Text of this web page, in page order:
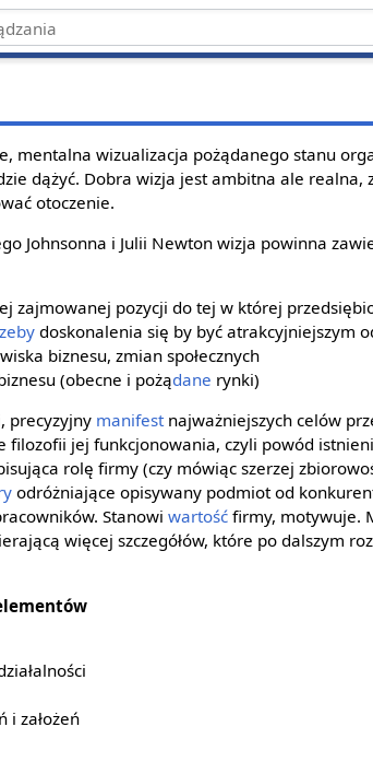
mentalna wizualizacja pożądanego stanu
dążyć. Dobra wizja jest ambitna ale realna,
otoczenie.
Johnsonna i Julii Newton wizja powinna
zajmowanej pozycji do tej w której
doskonalenia się by być atrakcyjniejszym
biznesu, zmian społecznych
(obecne i pożądane rynki)
precyzyjny manifestnajważniejszych celów
filozofii jej funkcjonowania, czyli powód
rolę firmy (czy mówiąc szerzej
odróżniające opisywany podmiot od
Stanowiwartość firmy, motywuje.
więcej szczegółów, które po dalszym
i założeń